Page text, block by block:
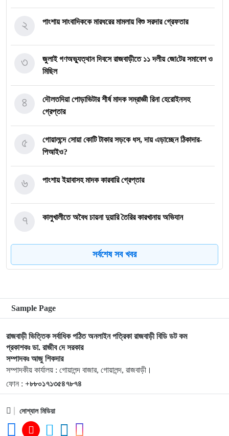
পাংশায় সাংবাদিককে মারধরের মামলায় বিশু সরদার গ্রেফতার
২
জুলাই গণঅভ্যুত্থান দিবসে রাজবাড়ীতে ১১ দলীয় জো‌টের সমাবেশ ও
মি‌ছিল
৩
দৌলতদিয়া পোড়াভিটার শীর্ষ মাদক সম্রাজ্ঞী রিনা হেরোইনসহ
গ্রেপ্তার
৪
গোয়ালন্দে সোয়া কোটি টাকার সড়কে ধস, দায় এড়াচ্ছেন ঠিকাদার-
পিআইও?
৫
পাংশায় ইয়াবাসহ মাদক কারবারি গ্রেপ্তার
৬
কালুখালীতে অবৈধ চায়না দুয়ারি তৈরির কারখানায় অভিযান
৭
গোয়ালন্দের নবাগত ইউএনও সাইফুল হুদার যোগদান
৯
সম্মাননা প্রদান
১০
কালুখালীতে বাস-মাহেন্দ্র সংঘর্ষ নিহত-১ আহত ৫
১১
পদ্মা নদীতে নৌ পুলিশের অভিযানে অবৈধ চায়না দুয়ারী জালসহ জেলে
১২
সর্বশেষ সব খবর
Sample Page
রাজবাড়ী ভিত্তিক সর্বাধিক পঠিত অনলাইন পত্রিকা রাজবাড়ী বিডি ডট কম
প্রকাশকঃ ডা. রাজীব দে সরকার
সম্পাদকঃ আজু শিকদার
সম্পাদকীয় কার্যালয় : গোয়ালন্দ বাজার, গোয়ালন্দ, রাজবাড়ী।
ফোন : +৮৮০১৭১৩৫৪৭৮৭৪
সোশ্যাল মিডিয়া